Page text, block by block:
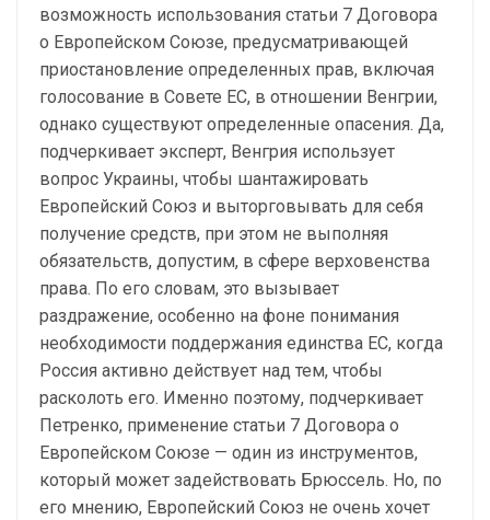
возможность использования статьи 7 Договора
о Европейском Союзе, предусматривающей
приостановление определенных прав, включая
голосование в Совете ЕС, в отношении Венгрии,
однако существуют определенные опасения. Да,
подчеркивает эксперт, Венгрия использует
вопрос Украины, чтобы шантажировать
Европейский Союз и выторговывать для себя
получение средств, при этом не выполняя
обязательств, допустим, в сфере верховенства
права. По его словам, это вызывает
раздражение, особенно на фоне понимания
необходимости поддержания единства ЕС, когда
Россия активно действует над тем, чтобы
расколоть его. Именно поэтому, подчеркивает
Петренко, применение статьи 7 Договора о
Европейском Союзе — один из инструментов,
который может задействовать Брюссель. Но, по
его мнению, Европейский Союз не очень хочет